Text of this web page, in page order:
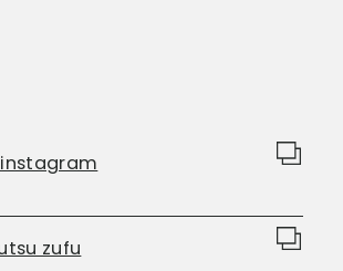
zufu